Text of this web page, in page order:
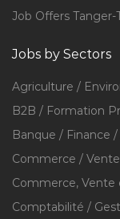
Job Offers
Jobs by Sectors
Agriculture /
B2B / Formation
Banque / Finance /
Commerce / Vente
Commerce, Vente
Comptabilité /